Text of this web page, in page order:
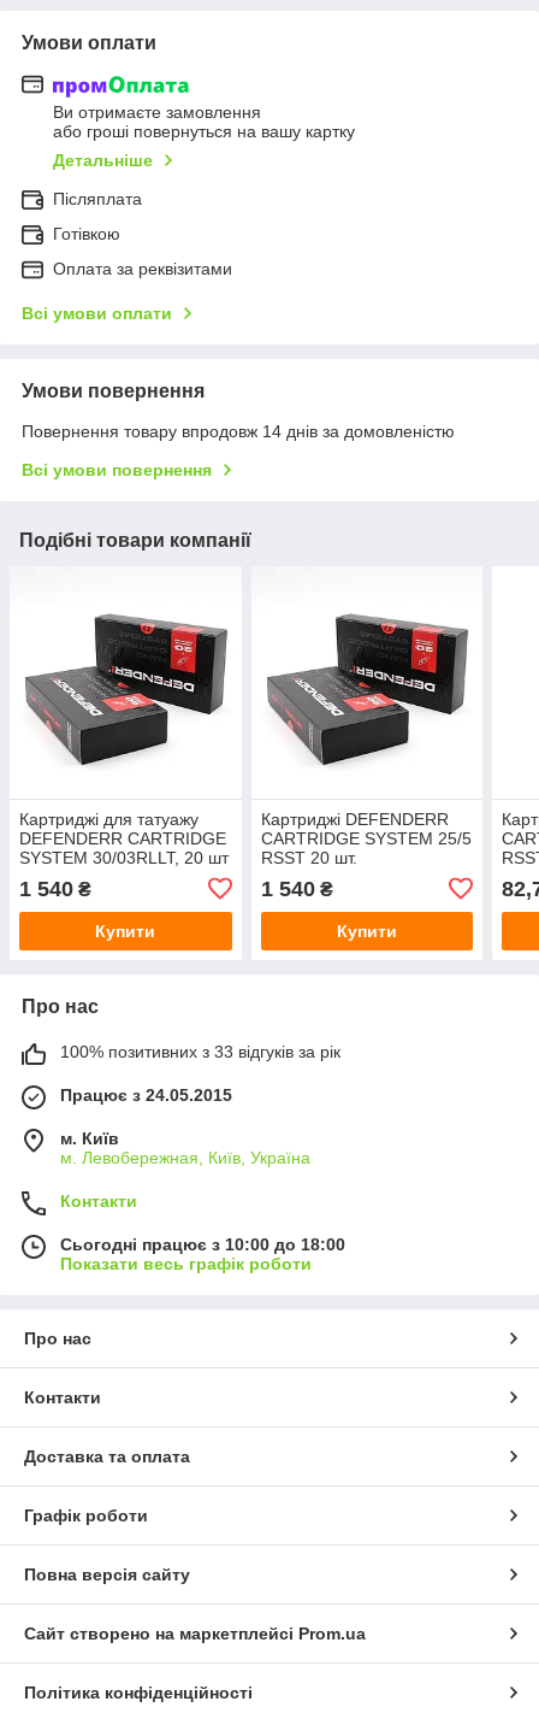
Умови оплати
Ви отримаєте замовлення
або гроші повернуться на вашу картку
Детальніше
Післяплата
Готівкою
Оплата за реквізитами
Всі умови оплати
Умови повернення
Повернення товару впродовж 14 днів за домовленістю
Всі умови повернення
Подібні товари компанії
Картриджі для татуажу
DEFENDERR CARTRIDGE
SYSTEM 30/03RLLT, 20 шт
1 540 ₴
Купити
Картриджі DEFENDERR
CARTRIDGE SYSTEM 25/5
RSST 20 шт.
1 540₴
Купити
Про нас
100% позитивних з 33 відгуків за рік
Працює з 24.05.2015
м. Київ
м. Левобережная, Київ, Україна
Контакти
Сьогодні працює з 10:00 до 18:00
Показати весь графік роботи
Про нас
Контакти
Доставка та оплата
Графік роботи
Повна версія сайту
Сайт створено на маркетплейсі Prom.ua
Політика конфіденційності